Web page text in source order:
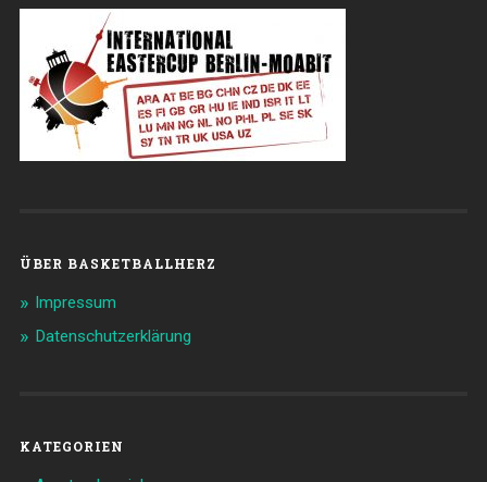
ÜBER BASKETBALLHERZ
Impressum
Datenschutzerklärung
KATEGORIEN